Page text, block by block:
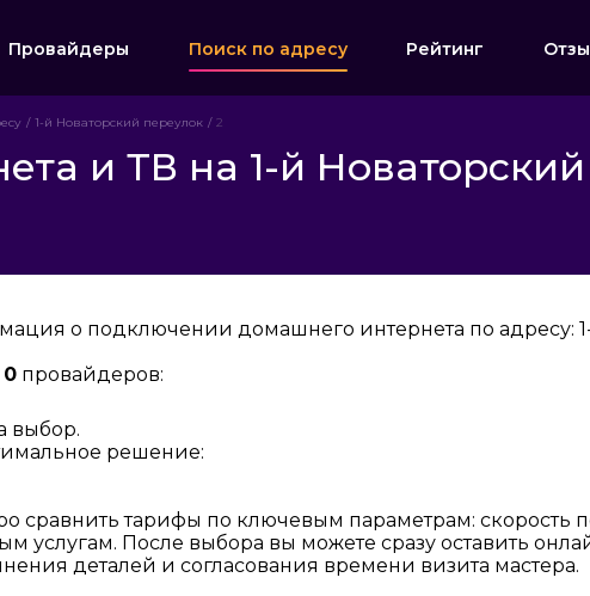
Провайдеры Поиск по адресу Рейтинг
1-й Новаторский переулок 2
и ТВ на 1-й Новаторский
о подключении домашнего интернета по адресу:
0 провайдеров:
выбор.
решение:
сравнить тарифы по ключевым параметрам:
услугам. После выбора вы можете сразу оставить
деталей и согласования времени визита мастера.